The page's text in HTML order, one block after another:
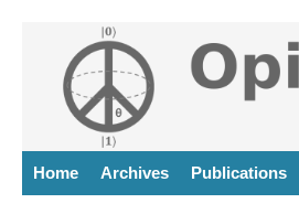
Home Archives Publications